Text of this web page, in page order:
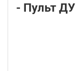
- Пульт ДУ